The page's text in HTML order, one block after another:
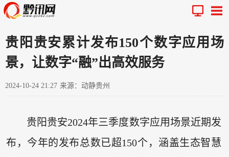
贵阳贵安累计发布150个数字应用场
景，让数字“融”出高效服务
2024-10-24 21:27 来源：动静贵州
贵阳贵安2024年三季度数字应用场景近期发
布，今年的发布总数已超150个，涵盖生态智慧